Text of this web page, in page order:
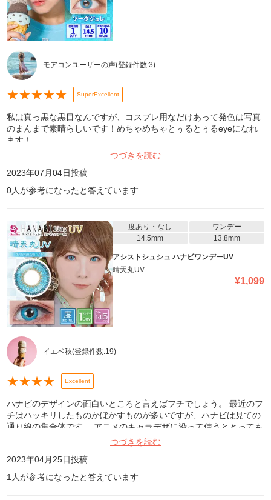
モアコンユーザーの声(登録件数:3)
★★★★★ SuperExcellent
私は真っ黒な黒目なんですが、コスプレ用なだけあって発色は写真
のまんまで素晴らしいです！めちゃめちゃとぅるとぅるeyeになれ
ます！
つづきを読む
2023年07月04日投稿
0人が参考になったと答えています
度あり・なし
ワンデー
14.5mm
13.8mm
アシストシュシュ ハナビワンデーUV
晴天丸UV
¥1,099
イエベ秋(登録件数:19)
★★★★ Excellent
ハナビのデザインの面白いところと言えばフチでしょう。 最近のフ
チはハッキリしたものかぼかすものが多いですが、ハナビは見ての
通り線の集合体です。 アニメのキャラデザに沿って使うととっても
つづきを読む
2023年04月25日投稿
1 人が参考になったと答えています